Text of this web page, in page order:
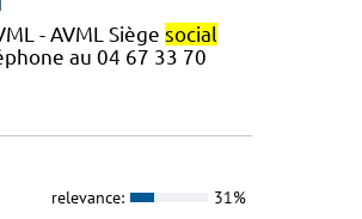
- AVML Siège social
au 04 67 33 70
relevance: 31%